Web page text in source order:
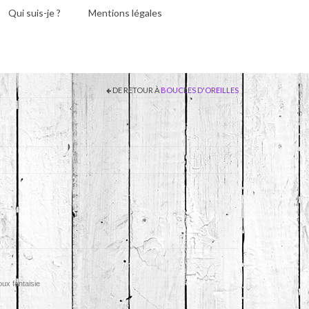
Qui suis-je ? Mentions légales
DE RETOUR ÀBOUCLES D'OREILLES
fantaisie